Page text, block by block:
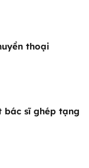
thoại
bác sĩ ghép tạng